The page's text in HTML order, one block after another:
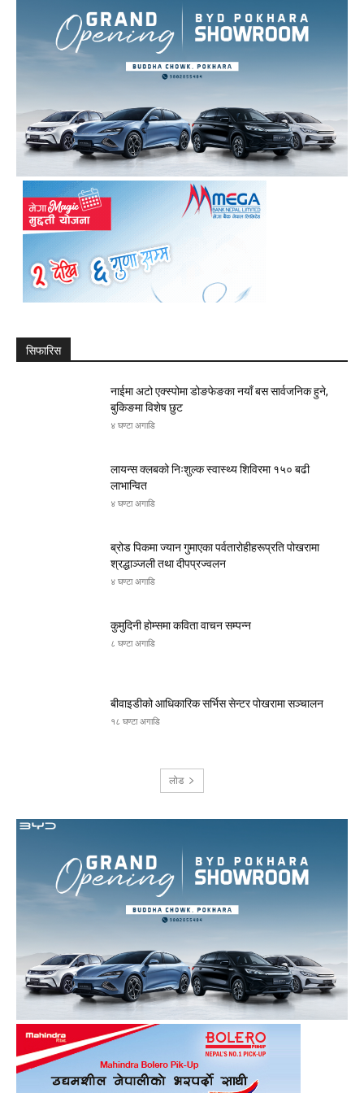
सिफारिस
नाईमा अटो एक्स्पोमा डोङफेङका नयाँ बस सार्वजनिक हुने,
बुकिङमा विशेष छुट
४ घण्टा अगाडि
लायन्स क्लबको निःशुल्क स्वास्थ्य शिविरमा १५० बढी
लाभान्वित
४ घण्टा अगाडि
ब्रोड पिकमा ज्यान गुमाएका पर्वतारोहीहरूप्रति पोखरामा
श्रद्धाञ्जली तथा दीपप्रज्वलन
४ घण्टा अगाडि
कुमुदिनी होम्समा कविता वाचन सम्पन्न
८ घण्टा अगाडि
बीवाइडीको आधिकारिक सर्भिस सेन्टर पोखरामा सञ्चालन
१८ घण्टा अगाडि
लोड